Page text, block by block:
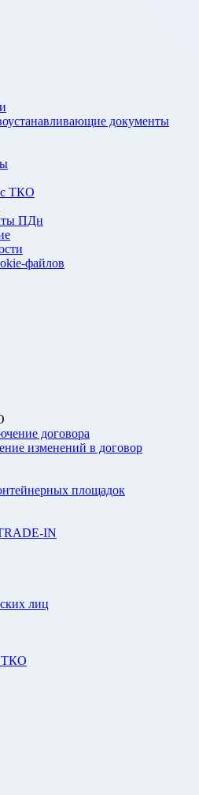
документы
с ТКО
ПДн
файлов
договора
изменений в договор
площадок
IN
лиц
ТКО